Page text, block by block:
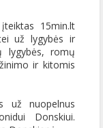
15min.lt
už lygybės ir
lygybės, romų
ir kitomis
už nuopelnus
Donskiui.